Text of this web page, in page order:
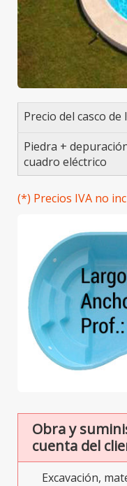
Precio del casco de
Piedra +
cuadro eléctrico
(*) Precios IVA no
Obra y
cuenta del
Excavación,